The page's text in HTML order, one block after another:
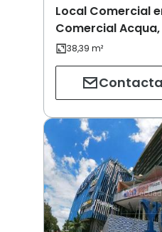
Local Comercial
Comercial